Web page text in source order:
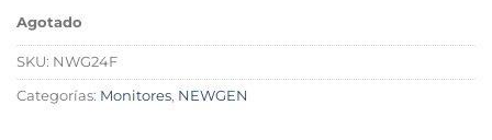
Agotado
SKU: NWG24F
Categorías: Monitores, NEWGEN